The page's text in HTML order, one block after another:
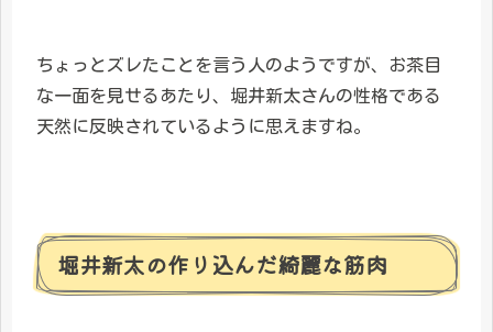
ちょっとズレたことを言う人のようですが、お茶目
な一面を見せるあたり、堀井新太さんの性格である
天然に反映されているように思えますね。
堀井新太の作り込んだ綺麗な筋肉